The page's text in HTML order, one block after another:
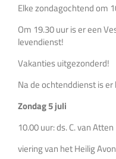
Elke zondagochtend om
Om 19.30 uur is er een
levendienst!
Vakanties uitgezonderd!
Na de ochtenddienst is
Zondag 5 juli
10.00 uur: ds. C. van Atten
viering van het Heilig